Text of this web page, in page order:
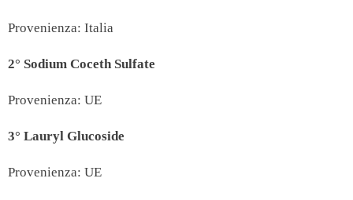
Provenienza: Italia
2° Sodium Coceth Sulfate
Provenienza: UE
3° Lauryl Glucoside
Provenienza: UE